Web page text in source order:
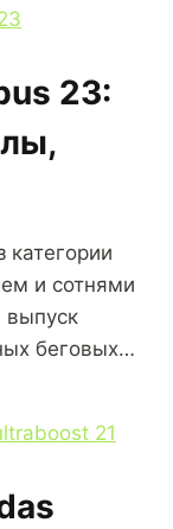
23:
и сотнями
выпуск
беговых…